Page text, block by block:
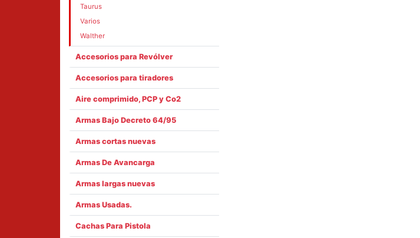
Taurus
Varios
Walther
Accesorios para Revólver
Accesorios para tiradores
Aire comprimido, PCP y Co2
Armas Bajo Decreto 64/95
Armas cortas nuevas
Armas De Avancarga
Armas largas nuevas
Armas Usadas.
Cachas Para Pistola